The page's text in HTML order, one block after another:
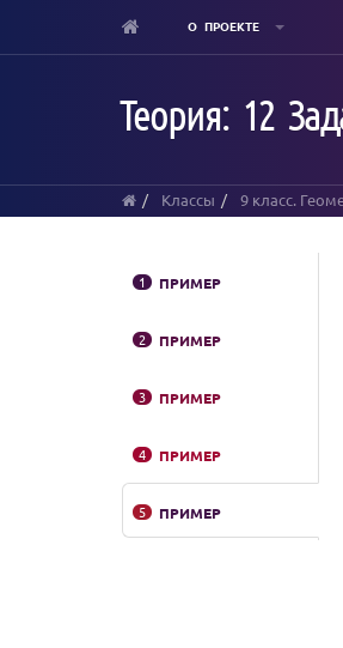
О ПРОЕКТЕ
Теория: 12
Классы 9 класс.
1 ПРИМЕР
2 ПРИМЕР
3 ПРИМЕР
4 ПРИМЕР
5 ПРИМЕР